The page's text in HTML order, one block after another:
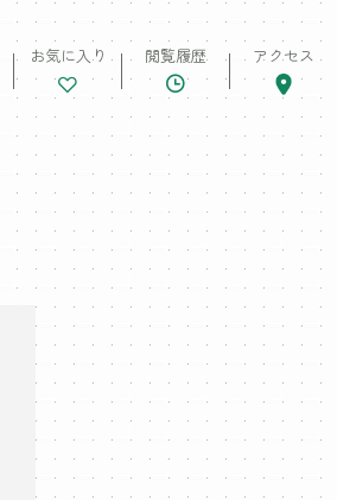
お気に入り 閲覧履歴 アクセス